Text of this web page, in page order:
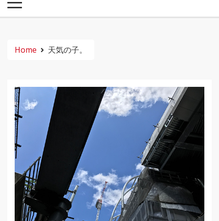
Home 天気の子。